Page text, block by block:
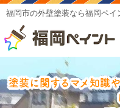
福岡市の外壁塗装なら福岡ペイ
塗装に関するマメ知識